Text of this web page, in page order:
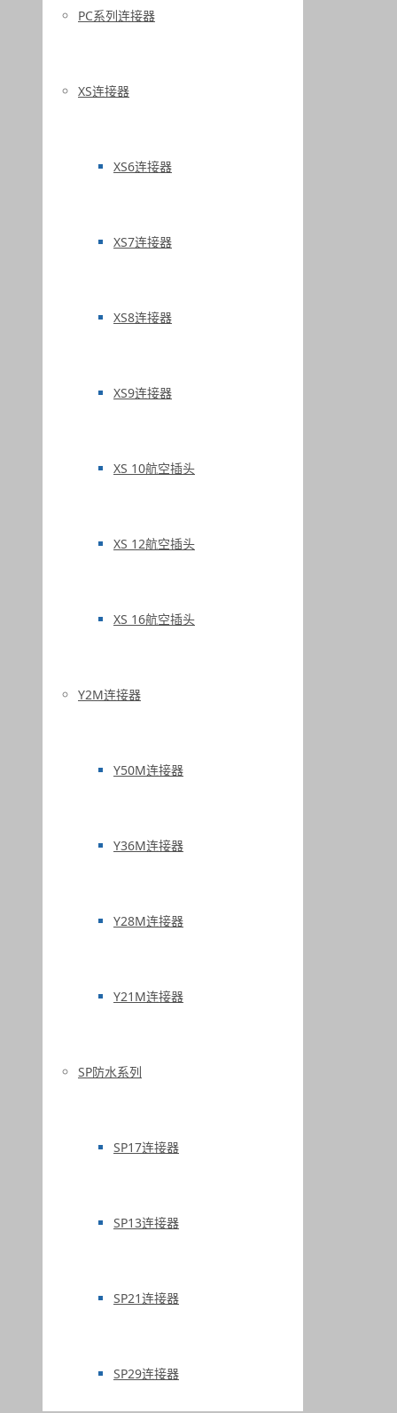
PC系列连接器
XS连接器
XS6连接器
XS7连接器
XS8连接器
XS9连接器
XS 10航空插头
XS 12航空插头
XS 16航空插头
Y2M连接器
Y50M连接器
Y36M连接器
Y28M连接器
Y21M连接器
SP防水系列
SP17连接器
SP13连接器
SP21连接器
SP29连接器